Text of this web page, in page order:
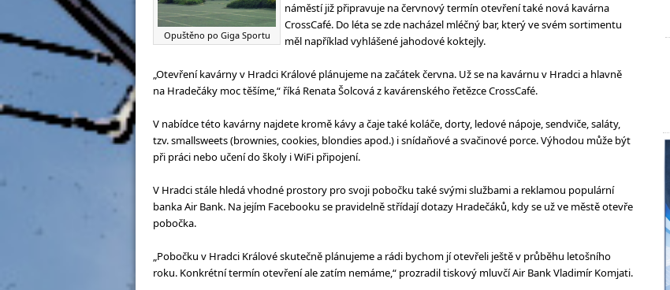
Opuštěno po Giga Sportu
náměstí již připravuje na červnový termín otevření také nová kavárna
CrossCafé. Do léta se zde nacházel mléčný bar, který ve svém sortimentu
měl například vyhlášené jahodové koktejly.
„Otevření kavárny v Hradci Králové plánujeme na začátek června. Už se na kavárnu v Hradci a hlavně
na Hradečáky moc těšíme,“ říká Renata Šolcová z kavárenského řetězce CrossCafé.
V nabídce této kavárny najdete kromě kávy a čaje také koláče, dorty, ledové nápoje, sendviče, saláty,
tzv. smallsweets (brownies, cookies, blondies apod.) i snídaňové a svačinové porce. Výhodou může být
při práci nebo učení do školy i WiFi připojení.
V Hradci stále hledá vhodné prostory pro svoji pobočku také svými službami a reklamou populární
banka Air Bank. Na jejím Facebooku se pravidelně střídají dotazy Hradečáků, kdy se už ve městě otevře
pobočka.
„Pobočku v Hradci Králové skutečně plánujeme a rádi bychom jí otevřeli ještě v průběhu letošního
roku. Konkrétní termín otevření ale zatím nemáme,“ prozradil tiskový mluvčí Air Bank Vladimír Komjati.